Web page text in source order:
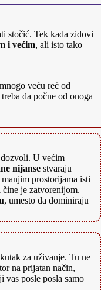
stočić. Tek kada zidovi
i većim, ali isto tako
veću reč od
da počne od onoga
dozvoli. U većim
nijanse stvaraju
prostorijama isti
je zatvorenijom.
, umesto da dominiraju
za uživanje. Tu ne
na prijatan način,
vas posle posla samo